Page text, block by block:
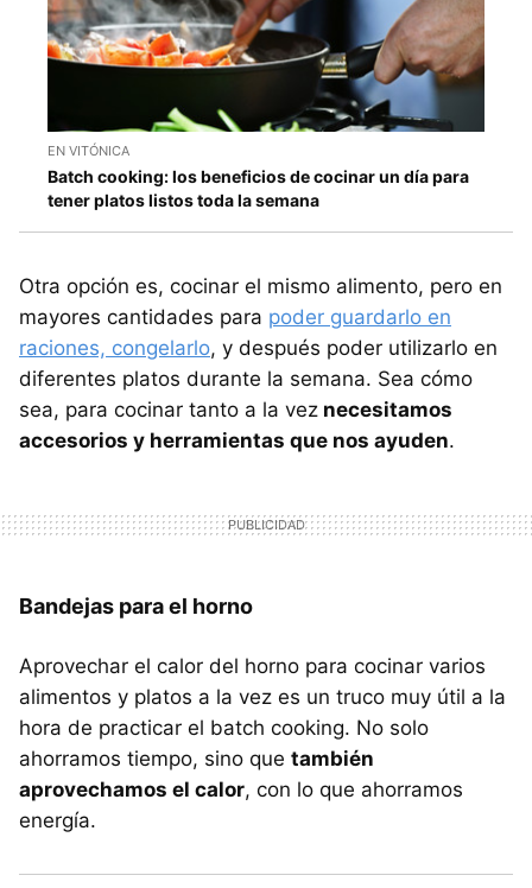
EN VITÓNICA
Batch cooking: los beneficios de cocinar un día para
tener platos listos toda la semana
Otra opción es, cocinar el mismo alimento, pero en
mayores cantidades para poder guardarlo en
raciones, congelarlo, y después poder utilizarlo en
diferentes platos durante la semana. Sea cómo
sea, para cocinar tanto a la vez necesitamos
accesorios y herramientas que nos ayuden.
Bandejas para el horno
Aprovechar el calor del horno para cocinar varios
alimentos y platos a la vez es un truco muy útil a la
hora de practicar el batch cooking. No solo
ahorramos tiempo, sino que también
aprovechamos el calor, con lo que ahorramos
energía.